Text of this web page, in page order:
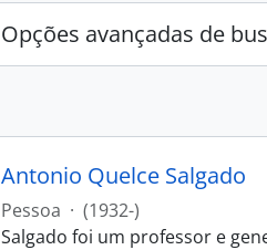
Opções avançadas de
Antonio Quelce Salgado
Pessoa · (1932-)
Salgado foi um professor e